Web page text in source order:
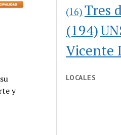
y
(16) Tres
(194)
Vicente
LOCALES